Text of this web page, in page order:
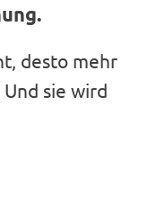
desto mehr
sie wird